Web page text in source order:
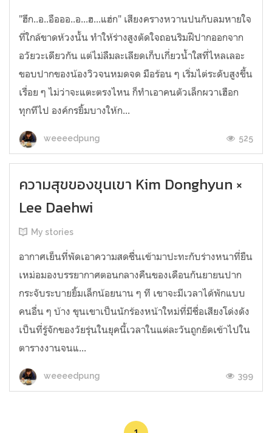
"ฮึก..อ..อือออ..อ...ฮ...แฮ่ก" เสียงครางหวานปนกับลมหายใจ
ที่ใกล้ขาดห้วงนั้น ทำให้ร่างสูงตัดใจถอนริมฝีปากออกจาก
อวัยวะเดียวกัน แต่ไม่ลืมละเลียดเก็บเกี่ยวน้ำใสที่ไหลเลอะ
ขอบปากของน้องวิวจนหมดจด มือร้อน ๆ เริ่มไต่ระดับสูงขึ้น
เรื่อย ๆ ไม่ว่าจะแตะตรงไหน ก็ทำเอาคนตัวเล็กผวาเฮือก
ทุกทีไป องค์กรยิ้มบางให้ก...
weeeedpung 525
ความสุขของขุนเขา Kim Donghyun ×
Lee Daehwi
My stories
อากาศเย็นที่พัดเอาความสดชื่นเข้ามาปะทะกับร่างหนาที่ยืน
เหม่อมองบรรยากาศตอนกลางคืนของเดือนกันยายนปาก
กระจับระบายยิ้มเล็กน้อยนาน ๆ ที เขาจะมีเวลาได้พักแบบ
คนอื่น ๆ บ้าง ขุนเขาเป็นนักร้องหน้าใหม่ที่มีชื่อเสียงโด่งดัง
เป็นที่รู้จักของวัยรุ่นในยุคนี้เวลาในแต่ละวันถูกยัดเข้าไปใน
ตารางงานจนแ...
weeeedpung 399